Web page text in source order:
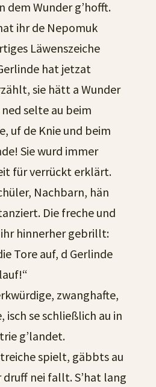
dem Wunder g’hofft.
ihr de Nepomuk
Läwenszeiche
hat jetzat
sie hätt a Wunder
selte au beim
uf de Knie und beim
Sie wurd immer
für verrückt erklärt.
Nachbarn, hän
Die freche und
hinnerher gebrillt:
Tore auf, d Gerlinde
zwanghafte,
isch se schließlich au in
g’landet.
spielt, gäbbts au
nei fallt. S’hat lang